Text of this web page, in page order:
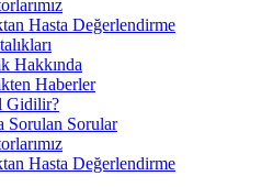
Hasta Değerlendirme
Hakkında
Haberler
Gidilir?
Sorulan Sorular
Hasta Değerlendirme